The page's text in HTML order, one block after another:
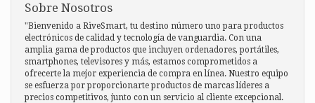
Sobre Nosotros
"Bienvenido a RiveSmart, tu destino número uno para productos
electrónicos de calidad y tecnología de vanguardia. Con una
amplia gama de productos que incluyen ordenadores, portátiles,
smartphones, televisores y más, estamos comprometidos a
ofrecerte la mejor experiencia de compra en línea. Nuestro equipo
se esfuerza por proporcionarte productos de marcas líderes a
precios competitivos, junto con un servicio al cliente excepcional.